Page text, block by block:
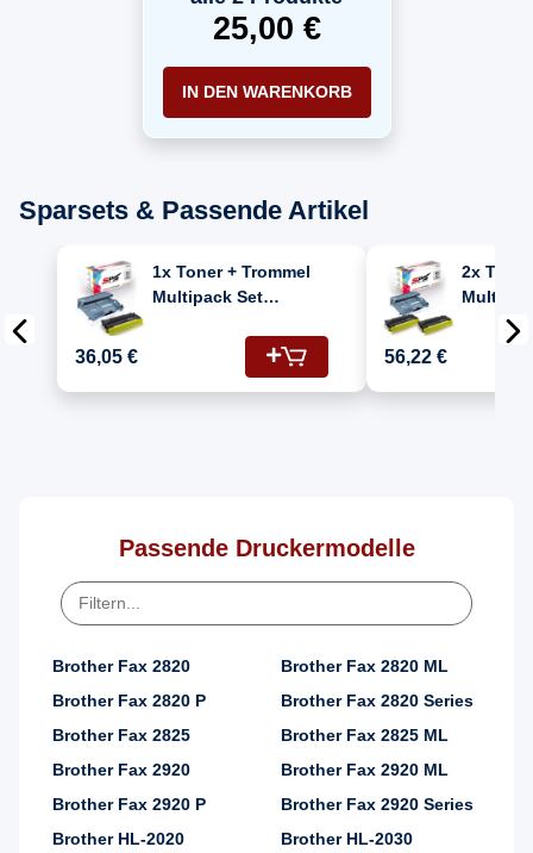
25,00 €
IN DEN WARENKORB
Sparsets & Passende Artikel
1x Toner + Trommel
Multipack Set
Brother MFC-7820
(DR-2000, TN-2000)
36,05 €
2x
Brother
56,22 €
Passende Druckermodelle
Brother Fax 2820
Brother Fax 2820 ML
Brother Fax 2820 P
Brother Fax 2820 Series
Brother Fax 2825
Brother Fax 2825 ML
Brother Fax 2920
Brother Fax 2920 ML
Brother Fax 2920 P
Brother Fax 2920 Series
Brother HL-2020
Brother HL-2030